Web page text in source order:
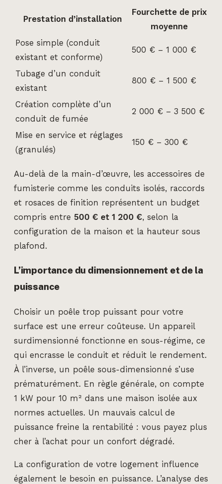
Prestation d’installation
Fourchette de prix
moyenne
Pose simple (conduit
existant et conforme)
500 € – 1 000 €
Tubage d’un conduit
existant
800 € – 1 500 €
Création complète d’un
conduit de fumée
2 000 € – 3 500 €
Mise en service et réglages
(granulés)
150 € – 300 €
Au-delà de la main-d’œuvre, les accessoires de
fumisterie comme les conduits isolés, raccords
et rosaces de finition représentent un budget
compris entre 500 € et 1 200 €, selon la
configuration de la maison et la hauteur sous
plafond.
L’importance du dimensionnement et de la
puissance
Choisir un poêle trop puissant pour votre
surface est une erreur coûteuse. Un appareil
surdimensionné fonctionne en sous-régime, ce
qui encrasse le conduit et réduit le rendement.
À l’inverse, un poêle sous-dimensionné s’use
prématurément. En règle générale, on compte
1 kW pour 10 m² dans une maison isolée aux
normes actuelles. Un mauvais calcul de
puissance freine la rentabilité : vous payez plus
cher à l’achat pour un confort dégradé.
La configuration de votre logement influence
également le besoin en puissance. L’analyse des